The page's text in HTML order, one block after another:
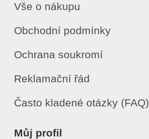
Vše o nákupu
Obchodní podmínky
Ochrana soukromí
Reklamační řád
Často kladené otázky (FAQ)
Můj profil